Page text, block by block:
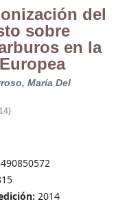
del
sobre
en la
María Del
2014